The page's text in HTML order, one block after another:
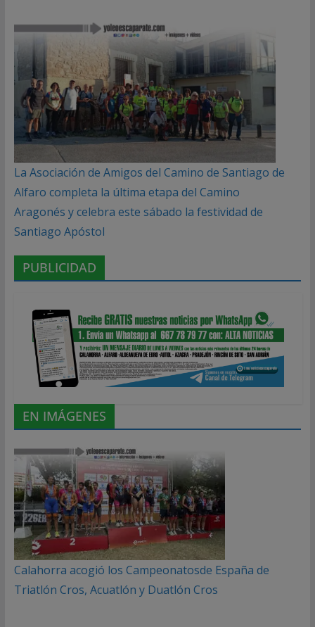
La Asociación de Amigos del Camino de Santiago de
Alfaro completa la última etapa del Camino
Aragonés y celebra este sábado la festividad de
Santiago Apóstol
PUBLICIDAD
EN IMÁGENES
Calahorra acogió los Campeonatosde España de
Triatlón Cros, Acuatlón y Duatlón Cros